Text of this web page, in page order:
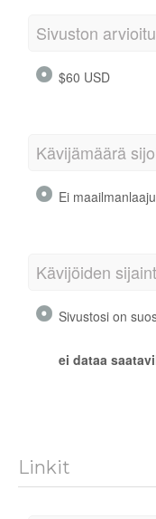
Sivuston
$60 USD
Kävijämäärä
Ei
Kävijöiden
Sivustosi on
ei dataa
Linkit